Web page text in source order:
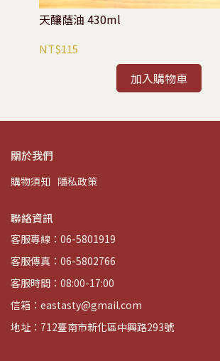
天釀蔭油 430ml
NT$115
加入購物車
關於我們
購物須知 隱私政策
聯絡資訊
客服專線：06-5801919
客服傳真：06-5802766
客服時間：08:00-17:00
信箱：eastasty@gmail.com
地址：712臺南市新化區中興路293號